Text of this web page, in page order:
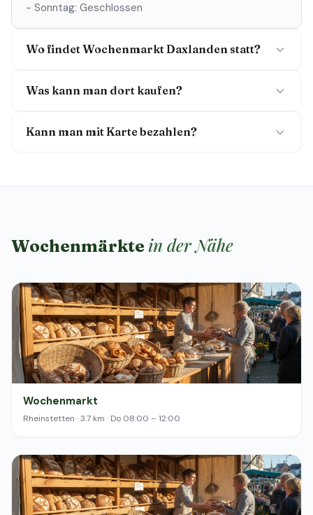
- Sonntag: Geschlossen
Wo findet Wochenmarkt Daxlanden statt?
Was kann man dort kaufen?
Kann man mit Karte bezahlen?
Wochenmärkte in der Nähe
Wochenmarkt
Rheinstetten · 3.7 km · Do 08:00 – 12:00